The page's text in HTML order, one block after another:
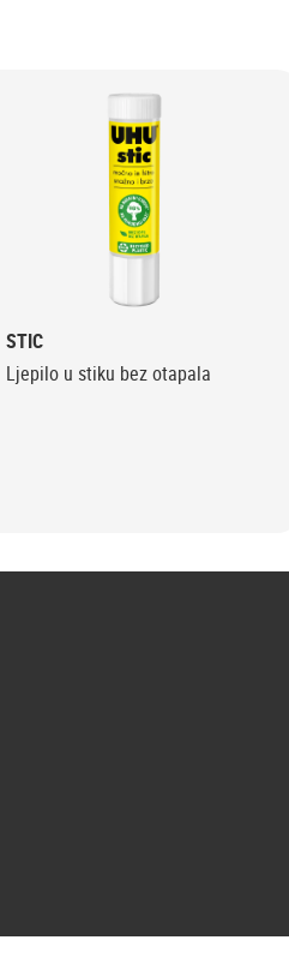
STIC
Ljepilo u stiku bez otapala